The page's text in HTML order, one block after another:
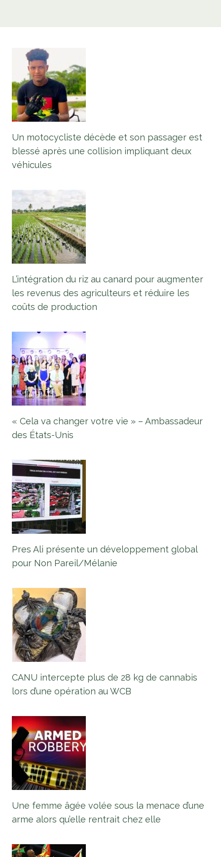
Un motocycliste décède et son passager est
blessé après une collision impliquant deux
véhicules
L’intégration du riz au canard pour augmenter
les revenus des agriculteurs et réduire les
coûts de production
« Cela va changer votre vie » – Ambassadeur
des États-Unis
Pres Ali présente un développement global
pour Non Pareil/Mélanie
CANU intercepte plus de 28 kg de cannabis
lors d’une opération au WCB
Une femme âgée volée sous la menace d’une
arme alors qu’elle rentrait chez elle